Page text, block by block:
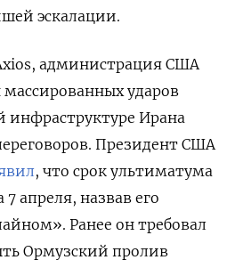
эскалации.
администрация США
ударов
инфраструктуре Ирана
Президент США
, что срок ультиматума
7 апреля, назвав его
Ранее он требовал
Ормузский пролив